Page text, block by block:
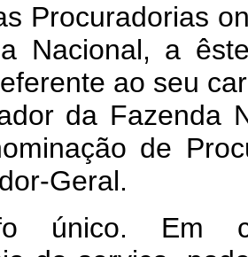
Procuradorias
Nacional, a
ao seu
da Fazenda
de
Geral.
único. Em